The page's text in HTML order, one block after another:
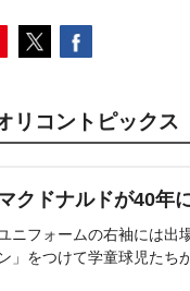
リコントピックス
クドナルドが40年
ニフォームの右袖には出
ン」をつけて学童球児たち